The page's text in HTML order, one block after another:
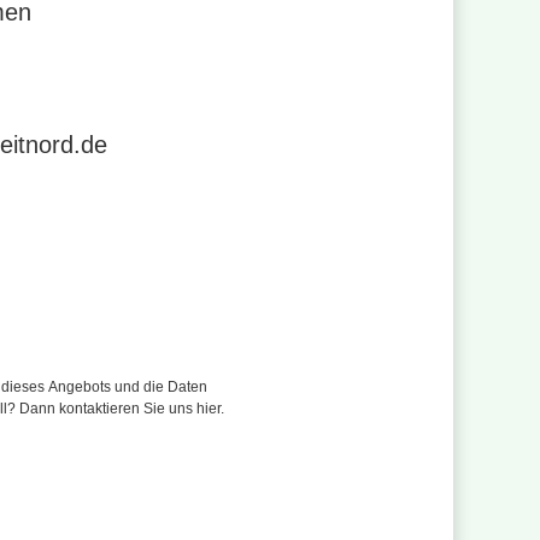
Angebots und die Daten
Dann kontaktieren Sie uns hier.